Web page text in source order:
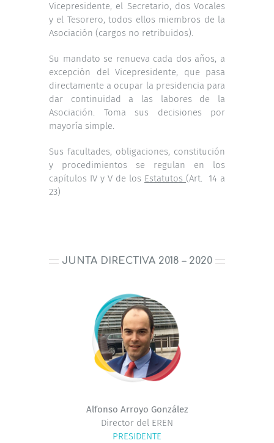
Vicepresidente, el Secretario, dos Vocales
y el Tesorero, todos ellos miembros de la
Asociación (cargos no retribuidos).
Su mandato se renueva cada dos años, a
excepción del Vicepresidente, que pasa
directamente a ocupar la presidencia para
dar continuidad a las labores de la
Asociación. Toma sus decisiones por
mayoría simple.
Sus facultades, obligaciones, constitución
y procedimientos se regulan en los
capítulos IV y V de los Estatutos (Art. 14 a
23)
JUNTA DIRECTIVA 2018 – 2020
Alfonso Arroyo González
Director del EREN
PRESIDENTE